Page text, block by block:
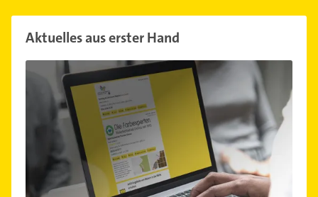
Aktuelles aus erster Hand